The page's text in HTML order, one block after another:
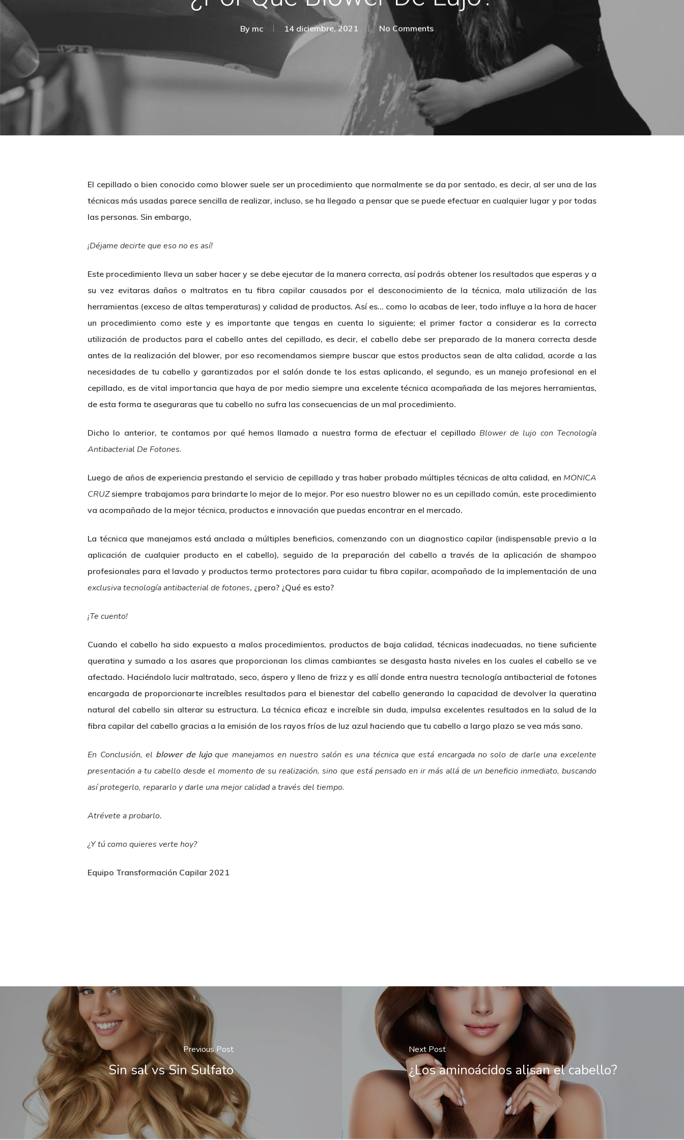
By mc 14 diciembre, 2021 No Comments
El cepillado o bien conocido como blower suele ser un procedimiento que normalmente se da por sentado, es decir, al ser una de las
técnicas más usadas parece sencilla de realizar, incluso, se ha llegado a pensar que se puede efectuar en cualquier lugar y por todas
las personas. Sin embargo,
¡Déjame decirte que eso no es así!
Este procedimiento lleva un saber hacer y se debe ejecutar de la manera correcta, así podrás obtener los resultados que esperas y a
su vez evitaras daños o maltratos en tu fibra capilar causados por el desconocimiento de la técnica, mala utilización de las
herramientas (exceso de altas temperaturas) y calidad de productos. Así es… como lo acabas de leer, todo influye a la hora de hacer
un procedimiento como este y es importante que tengas en cuenta lo siguiente; el primer factor a considerar es la correcta
utilización de productos para el cabello antes del cepillado, es decir, el cabello debe ser preparado de la manera correcta desde
antes de la realización del blower, por eso recomendamos siempre buscar que estos productos sean de alta calidad, acorde a las
necesidades de tu cabello y garantizados por el salón donde te los estas aplicando, el segundo, es un manejo profesional en el
cepillado, es de vital importancia que haya de por medio siempre una excelente técnica acompañada de las mejores herramientas,
de esta forma te aseguraras que tu cabello no sufra las consecuencias de un mal procedimiento.
Dicho lo anterior, te contamos por qué hemos llamado a nuestra forma de efectuar el cepillado Blower de lujo con Tecnología
Antibacterial De Fotones.
Luego de años de experiencia prestando el servicio de cepillado y tras haber probado múltiples técnicas de alta calidad, en MONICA
CRUZsiempre trabajamos para brindarte lo mejor de lo mejor. Por eso nuestro blower no es un cepillado común, este procedimiento
va acompañado de la mejor técnica, productos e innovación que puedas encontrar en el mercado.
La técnica que manejamos está anclada a múltiples beneficios, comenzando con un diagnostico capilar (indispensable previo a la
aplicación de cualquier producto en el cabello), seguido de la preparación del cabello a través de la aplicación de shampoo
profesionales para el lavado y productos termo protectores para cuidar tu fibra capilar, acompañado de la implementación de una
exclusiva tecnologíaantibacterial de fotones, ¿pero? ¿Qué es esto?
¡Te cuento!
Cuando el cabello ha sido expuesto a malos procedimientos, productos de baja calidad, técnicas inadecuadas, no tiene suficiente
queratina y sumado a los asares que proporcionan los climas cambiantes se desgasta hasta niveles en los cuales el cabello se ve
afectado. Haciéndolo lucir maltratado, seco, áspero y lleno de frizz y es allí donde entra nuestra tecnología antibacterial de fotones
encargada de proporcionarte increíbles resultados para el bienestar del cabello generando la capacidad de devolver la queratina
natural del cabello sin alterar su estructura. La técnica eficaz e increíble sin duda, impulsa excelentes resultados en la salud de la
fibra capilar del cabello gracias a la emisión de los rayos fríos de luz azul haciendo que tu cabello a largo plazo se vea más sano.
En Conclusión, el blower de lujoque manejamos en nuestro salón es una técnica que está encargada no solo de darle una excelente
presentación a tu cabello desde el momento de su realización, sino que está pensado en ir más allá de un beneficio inmediato, buscando
así protegerlo, repararlo y darle una mejor calidad a través del tiempo.
Atrévete a probarlo.
¿Y tú como quieres verte hoy?
Equipo Transformación Capilar 2021
Previous Post
Sin sal vs Sin Sulfato
Next Post
¿Los aminoácidos alisan el cabello?